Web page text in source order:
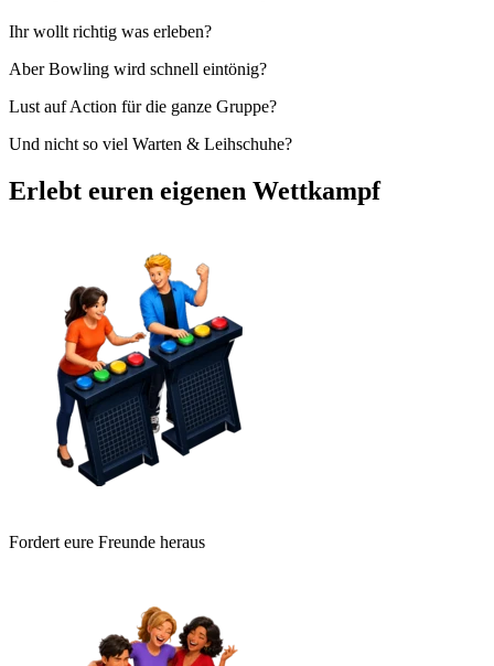
Ihr wollt richtig was erleben?
Aber Bowling wird schnell eintönig?
Lust auf Action für die ganze Gruppe?
Und nicht so viel Warten & Leihschuhe?
Erlebt euren eigenen Wettkampf
Fordert eure Freunde heraus